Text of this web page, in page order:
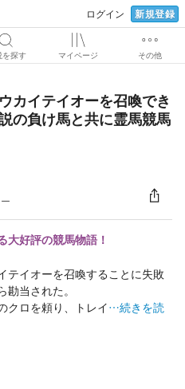
ログイン 新規登録
を探す マイページ その他
カイテイオーを召喚でき
の負け馬と共に霊馬競馬
大好評の競馬物語！
テイオーを召喚することに失敗
当された。
クロを頼り、トレイ…続きを読